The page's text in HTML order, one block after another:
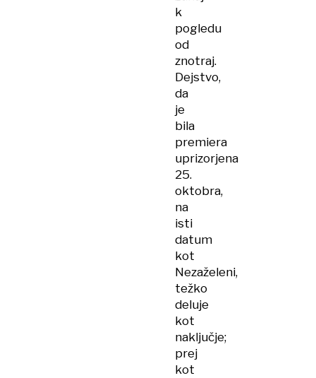
k
pogledu
od
znotraj.
Dejstvo,
da
je
bila
premiera
uprizorjena
25.
oktobra,
na
isti
datum
kot
Nezaželeni,
težko
deluje
kot
naključje;
prej
kot